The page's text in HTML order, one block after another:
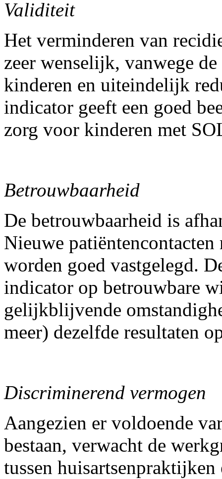
Validiteit
Het verminderen van
zeer wenselijk, vanwege
kinderen en uiteindelijk
indicator geeft een goed
zorg voor kinderen met
Betrouwbaarheid
De betrouwbaarheid is
Nieuwe
worden goed vastgelegd.
indicator op betrouwbare
gelijkblijvende
meer) dezelfde resultaten
Discriminerend vermogen
Aangezien er voldoende
bestaan, verwacht de
tussen